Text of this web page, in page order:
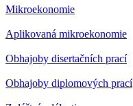
Mikroekonomie
Aplikovaná mikroekonomie
Obhajoby disertačních prací
Obhajoby diplomových prací